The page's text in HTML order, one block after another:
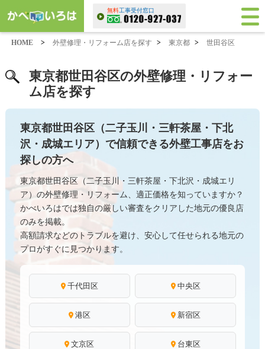
無料工事受付窓口
HOME > 外壁修理・リフォーム店を探す > 東京都 > 世田谷区
東京都世田谷区の外壁修理・リフォー
ム店を探す
東京都世田谷区（二子玉川・三軒茶屋・下北
沢・成城エリア）で信頼できる外壁工事店をお
探しの方へ
東京都世田谷区（二子玉川・三軒茶屋・下北沢・成城エリ
ア）の外壁修理・リフォーム、適正価格を知っていますか？
かべいろはでは独自の厳しい審査をクリアした地元の優良店
のみを掲載。
高額請求などのトラブルを避け、安心して任せられる地元の
プロがすぐに見つかります。
千代田区 中央区
港区 新宿区
文京区 台東区